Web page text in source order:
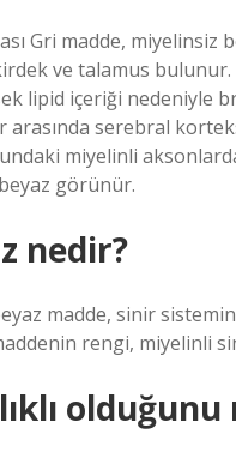
Gri madde,
ve talamus
lipid içeriği
arasında serebral
miyelinli
görünür.
nedir?
madde, sinir
rengi, miyelinli
olduğunu